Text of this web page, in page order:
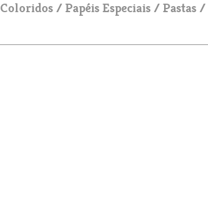
Coloridos
Papéis Especiais Pastas